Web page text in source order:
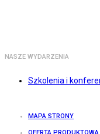
NASZE WYDARZENIA
Szkolenia i
MAPA STRONY